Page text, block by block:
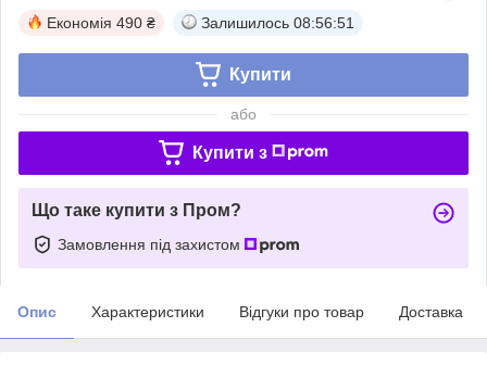
Економія 490 ₴ Залишилось 08:56:50
Купити
або
Купити з
Що таке купити з Пром?
Замовлення під захистом
Опис Характеристики Відгуки про товар Доставка